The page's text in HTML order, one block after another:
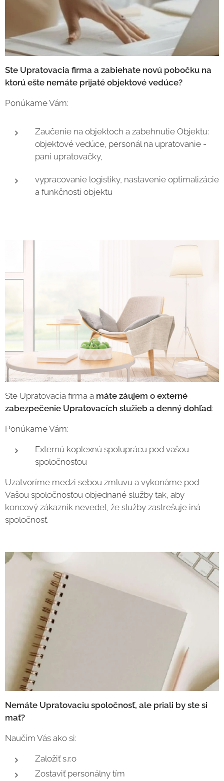
Ste Upratovacia firma a zabiehate novú pobočku na
ktorú ešte nemáte prijaté objektové vedúce?
Ponúkame Vám:
Zaučenie na objektoch a zabehnutie Objektu:
objektové vedúce, personál na upratovanie -
pani upratovačky,
vypracovanie logistiky, nastavenie optimalizácie
a funkčnosti objektu
Ste Upratovacia firma a máte záujem o externé
zabezpečenie Upratovacích služieb a denný dohľad:
Ponúkame Vám:
Externú koplexnú spoluprácu pod vašou
spoločnosťou
Uzatvoríme medzi sebou zmluvu a vykonáme pod
Vašou spoločnosťou objednané služby tak, aby
koncový zákazník nevedel, že služby zastrešuje iná
spoločnosť.
Nemáte Upratovaciu spoločnosť, ale priali by ste si
mať?
Naučím Vás ako si:
Založiť s.r.o
Zostaviť personálny tím